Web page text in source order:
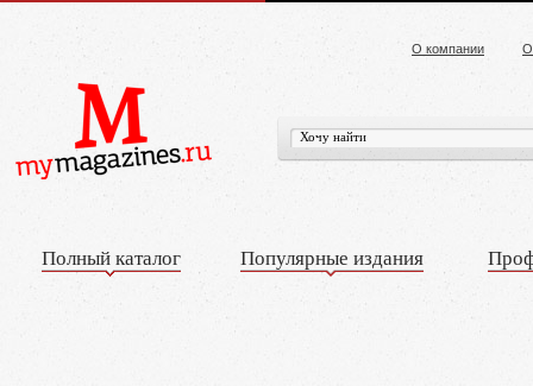
О компании
Полный каталог Популярные издания